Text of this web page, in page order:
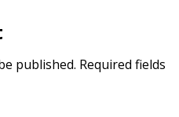
published. Required fields